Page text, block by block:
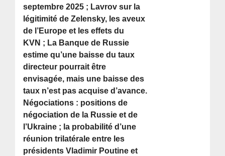
septembre 2025 ; Lavrov sur la
légitimité de Zelensky, les aveux
de l’Europe et les effets du
KVN ; La Banque de Russie
estime qu’une baisse du taux
directeur pourrait être
envisagée, mais une baisse des
taux n’est pas acquise d’avance.
Négociations : positions de
négociation de la Russie et de
l’Ukraine ; la probabilité d’une
réunion trilatérale entre les
présidents Vladimir Poutine et